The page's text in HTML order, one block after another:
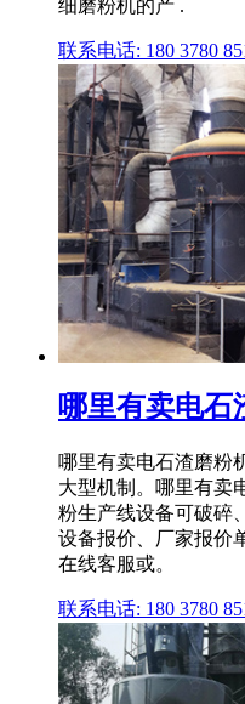
细磨粉机的产 .
联系电话: 180 3780
哪里有卖电石
哪里有卖电石渣磨粉
大型机制。哪里有卖
粉生产线设备可破碎
设备报价、厂家报价
在线客服或。
联系电话: 180 3780